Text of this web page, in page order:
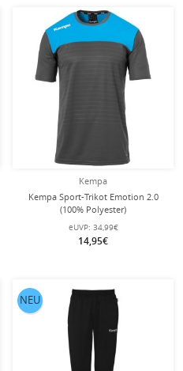
Kempa
Kempa Sport-Trikot Emotion 2.0
(100% Polyester)
anthrazit/kempablau Herren
eUVP: 34,99€
14,95€
NEU